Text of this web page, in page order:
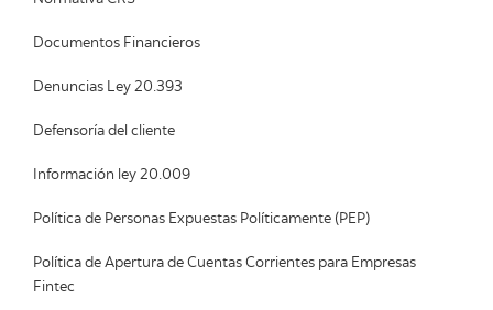
Documentos Financieros
Denuncias Ley 20.393
Defensoría del cliente
Información ley 20.009
Política de Personas Expuestas Políticamente (PEP)
Política de Apertura de Cuentas Corrientes para Empresas
Fintec